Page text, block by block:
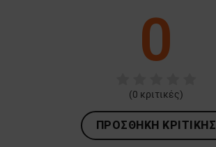
0
(0 κριτικές)
ΠΡΟΣΘΉΚΗ ΚΡΙΤΙΚΉΣ